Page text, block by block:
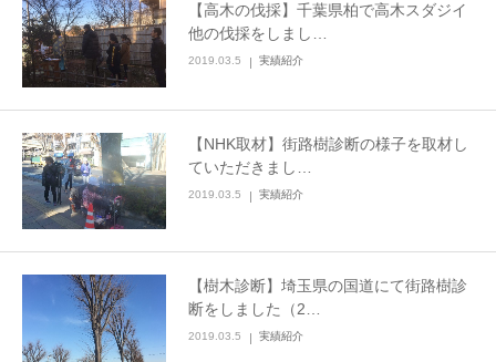
【高木の伐採】千葉県柏で高木スダジイ
他の伐採をしまし…
2019.03.5 実績紹介
【NHK取材】街路樹診断の様子を取材し
ていただきまし…
2019.03.5 実績紹介
【樹木診断】埼玉県の国道にて街路樹診
断をしました（2…
2019.03.5 実績紹介